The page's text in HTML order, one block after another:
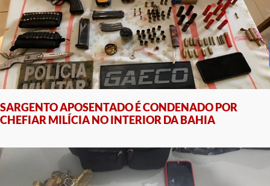
SARGENTO APOSENTADO É CONDENADO POR
CHEFIAR MILÍCIA NO INTERIOR DA BAHIA